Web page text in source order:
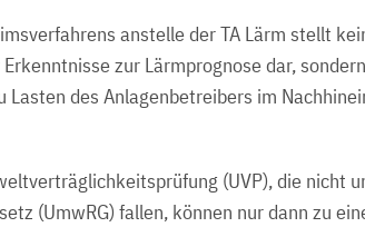
anstelle der TA Lärm stellt
zur Lärmprognose dar,
Lasten des Anlagenbetreibers im
(UVP), die nicht
(UmwRG) fallen, können nur dann zu